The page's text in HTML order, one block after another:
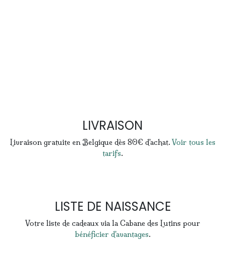
LIVRAISON
Livraison gratuite en Belgique dès 80€ d'achat. Voir tous les
tarifs.
LISTE DE NAISSANCE
Votre liste de cadeaux via la Cabane des Lutins pour
bénéficier d'avantages.